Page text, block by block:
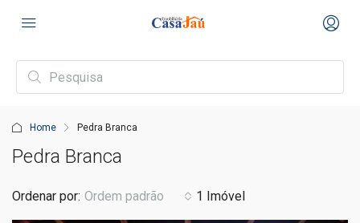
Home Pedra Branca
Pedra Branca
1 Imóvel
Ordenar por: Ordem padrão